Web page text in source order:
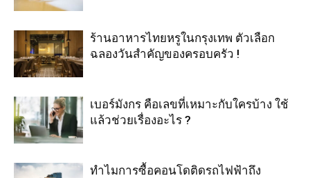
ร้านอาหารไทยหรูในกรุงเทพ ตัวเลือก
ฉลองวันสำคัญของครอบครัว !
เบอร์มังกร คือเลขที่เหมาะกับใครบ้าง ใช้
แล้วช่วยเรื่องอะไร ?
ทำไมการซื้อคอนโดติดรถไฟฟ้าถึง